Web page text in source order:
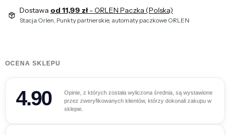
Dostawa od 11,99 zł- ORLEN Paczka (Polska)
Stacja Orlen, Punkty partnerskie, automaty paczkowe ORLEN
OCENA SKLEPU
4.90
Opinie, z których została wyliczona średnia, są wystawione
przez zweryfikowanych klientów, którzy dokonali zakupu w
sklepie.